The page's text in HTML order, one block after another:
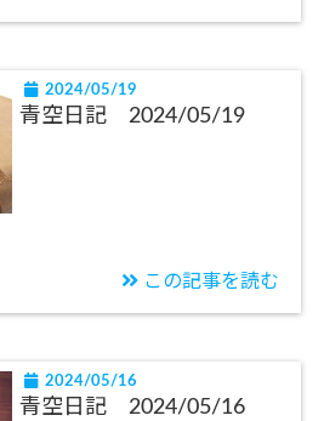
2024/05/19
青空日記 2024/05/19
この記事を読む
2024/05/16
青空日記 2024/05/16